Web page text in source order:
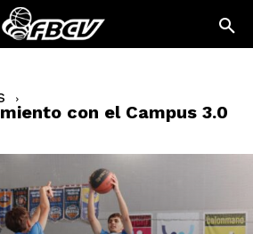
con el Campus 3.0